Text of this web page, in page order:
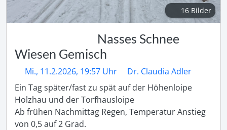
16 Bilder
Nasses Schnee
Wiesen Gemisch
Mi., 11.2.2026, 19:57 Uhr
Dr. Claudia Adler
Ein Tag später/fast zu spät auf der Höhenloipe
Holzhau und der Torfhausloipe
Ab frühen Nachmittag Regen, Temperatur Anstieg
von 0,5 auf 2 Grad.